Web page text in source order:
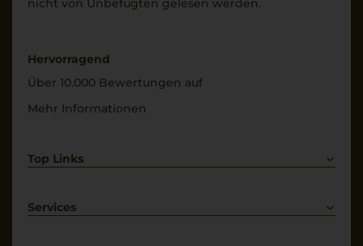
nicht von Unbe­fugten gelesen werden.
Hervorragend
Über 10.000 Bewertungen auf
Mehr Informationen
Top Links
Weißwein
Services